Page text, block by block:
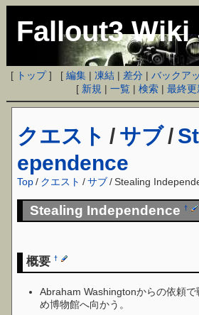
Fallout3 Wiki
[ トップ] [編集 |凍結 | 差分 |バックア
[ 新規 |一覧 |検索 |最終更
クエスト / サブ /
ependence
Top / クエスト /サブ/ Stealing
Stealing Independence†
概要†
Abraham Washingtonからの依頼
め博物館へ向かう。